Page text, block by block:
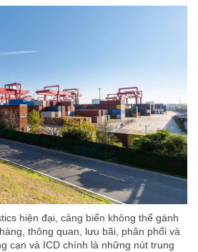
hiện đại, cảng biển không thể gánh
thông quan, lưu bãi, phân phối và
cạn và ICD chính là những nút trung